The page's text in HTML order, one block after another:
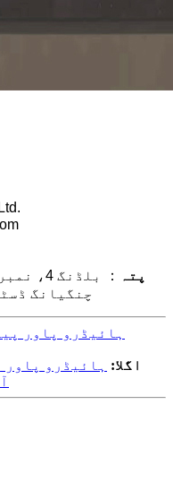
پتہ
چنگیانگ
اگلا: ہائیڈرو پاور